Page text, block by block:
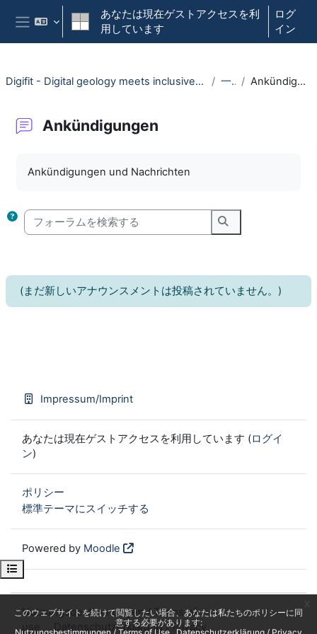
メインコンテンツへスキップする
このウェブサイトを続けて閲覧したい場合、あなたは私たちのポリシーに同
意する必要があります:
サイドパネル
あなたは現在ゲストアクセスを利
用しています
ログ
イン
Open course index
Digifit - Digital geology meets inclusive field training 一般 Ankündigungen
Ankündigungen
Ankündigungen und Nachrichten
フォーラムを検索する
フォーラムを検索
(まだ新しいアナウンスメントは投稿されていません。)
Impressum/Imprint
あなたは現在ゲストアクセスを利用しています (ログイ
ン)
ポリシー
標準テーマにスイッチする
Powered by Moodle
Nutzungsbestimmungen / Terms of
use
Datenschutzerklärung / Privacy